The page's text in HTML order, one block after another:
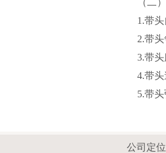
（二）
1.带头
2.带头
3.带头
4.带头
5.带头
公司定位